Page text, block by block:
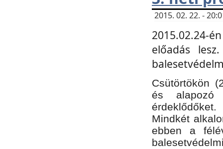
2015. 02. 22. -
2015.02.24-
előadás
Csütörtökön
és alapozó
érdeklődőket.
Mindkét
ebben a